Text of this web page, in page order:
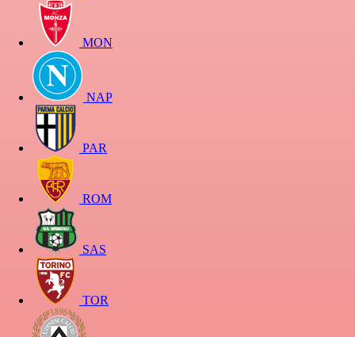
MON
NAP
PAR
ROM
SAS
TOR